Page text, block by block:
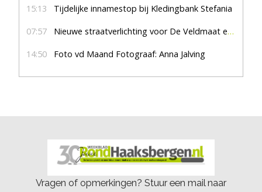
15:13 Tijdelijke innamestop bij Kledingbank Stefania
07:57 Nieuwe straatverlichting voor De Veldmaat en De Pas
14:50 Foto vd Maand Fotograaf: Anna Jalving
Vragen of opmerkingen? Stuur een mail naar